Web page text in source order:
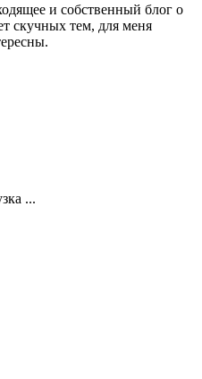
и собственный блог о
скучных тем, для меня
...